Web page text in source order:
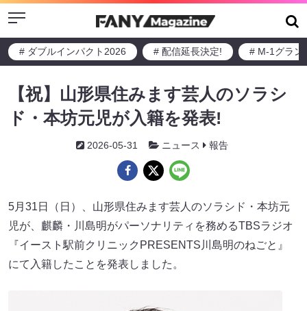
Menu
# ダブルインパクト2026 # 配信延長決定! # M-1グラン
【祝】山形県住みます芸人のソラシ
ド・本坊元児が入籍を発表!
2026-05-31 ニュース 報告
5月31日（日）、山形県住みます芸人のソラシド・本坊元
児が、麒麟・川島明がパーソナリティを務めるTBSラジオ
『イースト駅前クリニックPRESENTS川島明のねごと』
にて入籍したことを発表しました。